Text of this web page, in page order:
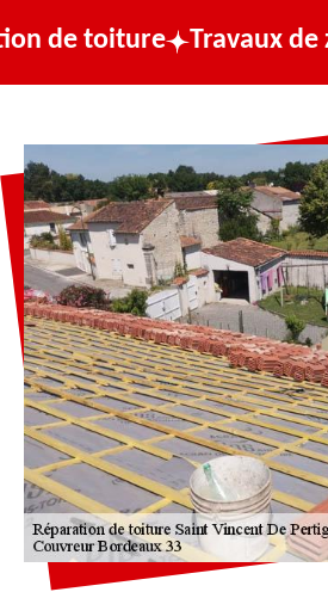
Travaux de zinguerie